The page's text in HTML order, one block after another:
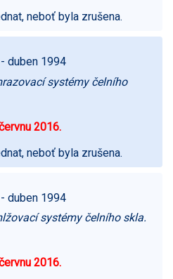
neboť byla zrušena.
- duben 1994
systémy čelního
2016.
neboť byla zrušena.
- duben 1994
systémy čelního skla.
2016.